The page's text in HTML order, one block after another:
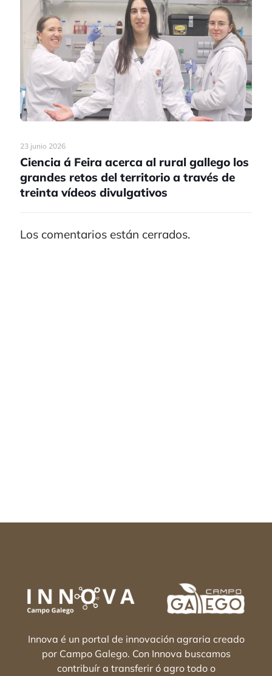
23 junio 2026
Ciencia á Feira acerca al rural gallego los
grandes retos del territorio a través de
treinta vídeos divulgativos
Los comentarios están cerrados.
Innova é un portal de innovación agraria creado
por Campo Galego. Con Innova buscamos
contribuír a transferir ó agro todo o